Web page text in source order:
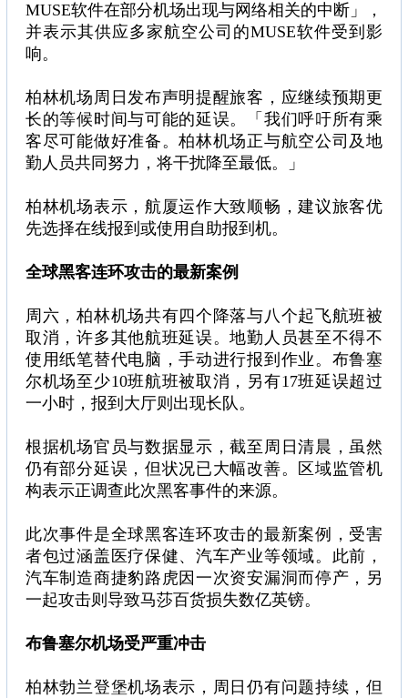
MUSE软件在部分机场出现与网络相关的中断」，
并表示其供应多家航空公司的MUSE软件受到影
响。
柏林机场周日发布声明提醒旅客，应继续预期更
长的等候时间与可能的延误。「我们呼吁所有乘
客尽可能做好准备。柏林机场正与航空公司及地
勤人员共同努力，将干扰降至最低。」
柏林机场表示，航厦运作大致顺畅，建议旅客优
先选择在线报到或使用自助报到机。
全球黑客连环攻击的最新案例
周六，柏林机场共有四个降落与八个起飞航班被
取消，许多其他航班延误。地勤人员甚至不得不
使用纸笔替代电脑，手动进行报到作业。布鲁塞
尔机场至少10班航班被取消，另有17班延误超过
一小时，报到大厅则出现长队。
根据机场官员与数据显示，截至周日清晨，虽然
仍有部分延误，但状况已大幅改善。区域监管机
构表示正调查此次黑客事件的来源。
此次事件是全球黑客连环攻击的最新案例，受害
者包过涵盖医疗保健、汽车产业等领域。此前，
汽车制造商捷豹路虎因一次资安漏洞而停产，另
一起攻击则导致马莎百货损失数亿英镑。
布鲁塞尔机场受严重冲击
柏林勃兰登堡机场表示，周日仍有问题持续，但